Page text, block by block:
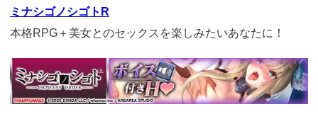
ミナシゴノシゴトR
本格RPG＋美女とのセックスを楽しみたいあなたに！
https://cv-
measurement.com/ad/p/r?
medium=261&ad=1028&creative=908